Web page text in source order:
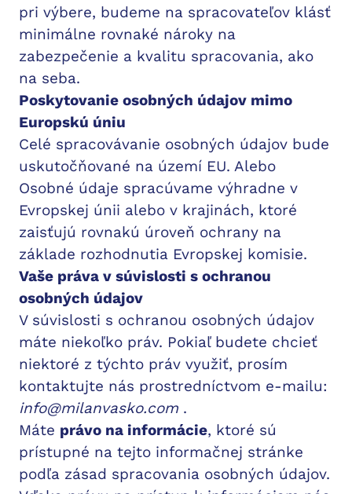
pri výbere, budeme na spracovateľov klásť
minimálne rovnaké nároky na
zabezpečenie a kvalitu spracovania, ako
na seba.
Poskytovanie osobných údajov mimo
Europskú úniu
Celé spracovávanie osobných údajov bude
uskutočňované na území EU. Alebo
Osobné údaje spracúvame výhradne v
Evropskej únii alebo v krajinách, ktoré
zaisťujú rovnakú úroveň ochrany na
základe rozhodnutia Evropskej komisie.
Vaše práva v súvislosti s ochranou
osobných údajov
V súvislosti s ochranou osobných údajov
máte niekoľko práv. Pokiaľ budete chcieť
niektoré z týchto práv využiť, prosím
kontaktujte nás prostredníctvom e-mailu:
info@milanvasko.com .
Máte právo na informácie, ktoré sú
prístupné na tejto informačnej stránke
podľa zásad spracovania osobných údajov.